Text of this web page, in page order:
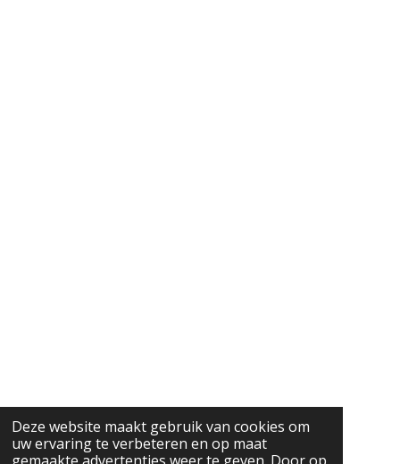
Deze website maakt gebruik van cookies om
uw ervaring te verbeteren en op maat